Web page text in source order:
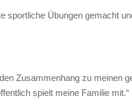
sportliche Übungen gemacht
Zusammenhang zu meinen
spielt meine Familie mit.“